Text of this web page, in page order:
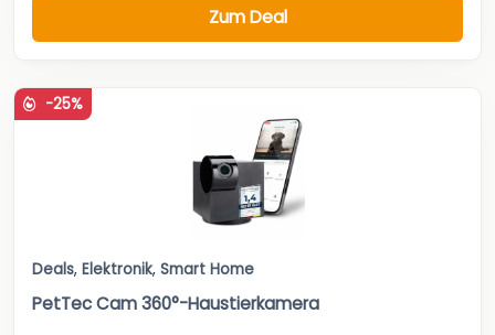
Zum Deal
-25%
Deals, Elektronik, Smart Home
PetTec Cam 360°-Haustierkamera